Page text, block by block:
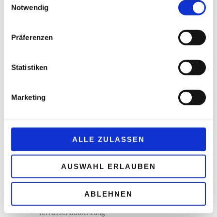
Notwendig
Präferenzen
Statistiken
Marketing
ALLE ZULASSEN
AUSWAHL ERLAUBEN
ABLEHNEN
Unsere Leistungen:
Flachdachabdichtung
Balkonabdichtung
Terrassenabdichtung